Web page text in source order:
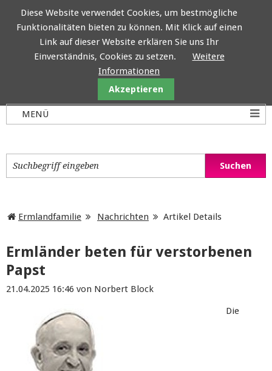
Ermlandfamilie Nachrichten Artikel Details
Ermländer beten für verstorbenen
Papst
21.04.2025 16:46 von Norbert Block
Die
Diese Website verwendet Cookies, um bestmögliche
Funktionalitäten bieten zu können. Mit Klick auf einen
Link auf dieser Website erklären Sie uns Ihr
Einverständnis, Cookies zu setzen.
Weitere
Informationen
Akzeptieren